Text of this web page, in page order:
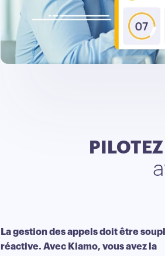
La gestion des appels doit être
réactive. Avec Kiamo, vous avez la